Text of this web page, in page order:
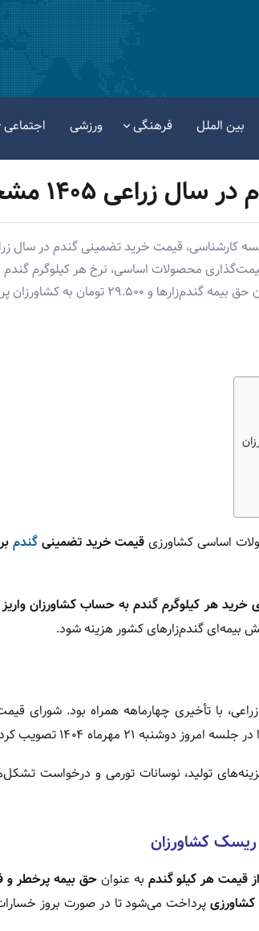
بین الملل فرهنگی ورزشی اجتماعی
۱۴۰۵ مشخص شد
اساسی کشاورزی قیمت خرید تضمینی گندم
بیمه‌ای گندم‌زارهای کشور هزینه شود.
با تأخیری چهارماهه همراه بود. شورای
دوشنبه ۲۱ مهرماه ۱۴۰۴ تصویب کرد.
تولید، نوسانات تورمی و درخواست
ریسک کشاورزان
به عنوانحق بیمه پرخطر و
پرداخت می‌شود تا در صورت بروز